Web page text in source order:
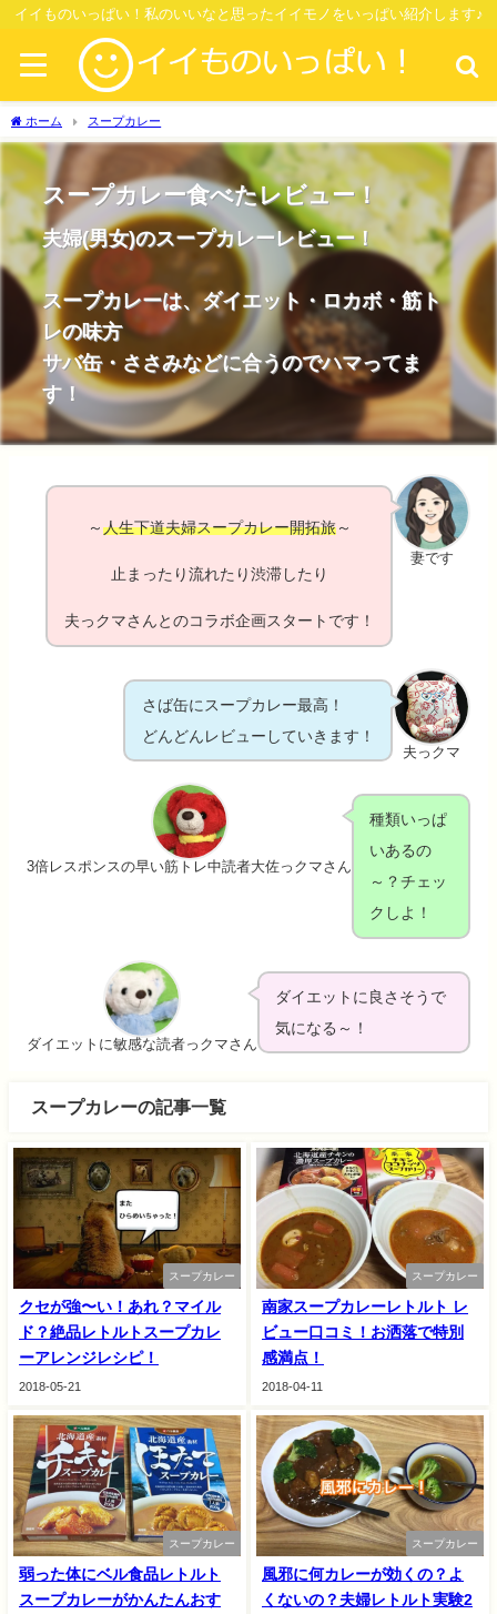
イイものいっぱい！私のいいなと思ったイイモノをいっぱい紹介します♪
ホーム スープカレー
スープカレー食べたレビュー！
夫婦(男女)のスープカレーレビュー！
スープカレーは、ダイエット・ロカボ・筋ト
レの味方
サバ缶・ささみなどに合うのでハマってま
す！
妻です
～ 人生下道夫婦スープカレー開拓旅～
止まったり流れたり渋滞したり
夫っクマさんとのコラボ企画スタートです！
夫っクマ
さば缶にスープカレー最高！
どんどんレビューしていきます！
3倍レスポンスの早い筋トレ中読者大佐っクマさん
種類いっぱ
いあるの
～？チェッ
クしよ！
ダイエットに敏感な読者っクマさん
ダイエットに良さそうで
気になる～！
スープカレーの記事一覧
スープカレー
クセが強〜い！あれ？マイル
ド？絶品レトルトスープカレ
ーアレンジレシピ！
2018-05-21
スープカレー
南家スープカレーレトルト レ
ビュー口コミ！お洒落で特別
感満点！
2018-04-11
スープカレー
弱った体にベル食品レトルト
スープカレーがかんたんおす
スープカレー
風邪に何カレーが効くの？よ
くないの？夫婦レトルト実験2